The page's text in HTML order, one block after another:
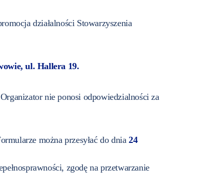
działalności Stowarzyszenia
ul. Hallera 19.
nie ponosi odpowiedzialności za
można przesyłać do dnia 24
zgodę na przetwarzanie